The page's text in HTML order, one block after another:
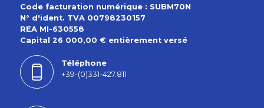
Code facturation numérique : SUBM70N
N° d'ident. TVA 00798230157
REA MI-630558
Capital 26 000,00 € entièrement versé
Téléphone
+39-(0)331-427.811